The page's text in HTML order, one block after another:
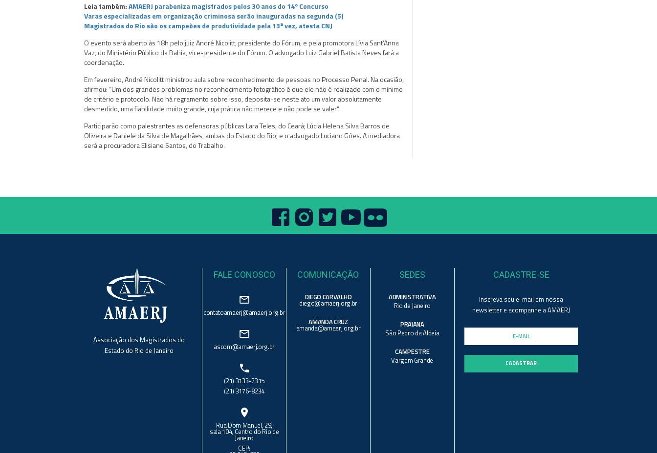
Leia também:AMAERJ parabeniza magistrados pelos 30 anos do 14º Concurso
Varas especializadas em organização criminosa serão inauguradas na segunda (5)
Magistrados do Rio são os campeões de produtividade pela 13ª vez, atesta CNJ
O evento será aberto às 18h pelo juiz André Nicolitt, presidente do Fórum, e pela promotora Lívia Sant’Anna
Vaz, do Ministério Público da Bahia, vice-presidente do Fórum. O advogado Luiz Gabriel Batista Neves fará a
coordenação.
Em fevereiro, André Nicolitt ministrou aula sobre reconhecimento de pessoas no Processo Penal. Na ocasião,
afirmou: “Um dos grandes problemas no reconhecimento fotográfico é que ele não é realizado com o mínimo
de critério e protocolo. Não há regramento sobre isso, deposita-se neste ato um valor absolutamente
desmedido, uma fiabilidade muito grande, cuja prática não merece e não pode se valer”.
Participarão como palestrantes as defensoras públicas Lara Teles, do Ceará; Lúcia Helena Silva Barros de
Oliveira e Daniele da Silva de Magalhães, ambas do Estado do Rio; e o advogado Luciano Góes. A mediadora
será a procuradora Elisiane Santos, do Trabalho.
Associação dos Magistrados do
Estado do Rio de Janeiro
FALE CONOSCO
mail_outline
contatoamaerj@amaerj.org.br
mail_outline
ascom@amaerj.org.br
phone
(21) 3133-2315
(21) 3176-8234
location_on
Rua Dom Manuel, 29,
sala 104, Centro do Rio de
Janeiro
CEP:
COMUNICAÇÃO
DIEGO CARVALHO
diego@amaerj.org.br
AMANDA CRUZ
amanda@amaerj.org.br
SEDES
ADMINISTRATIVA
Rio de Janeiro
PRAIANA
São Pedro da Aldeia
CAMPESTRE
Vargem Grande
CADASTRE-SE
Inscreva seu e-mail em nossa
newsletter e acompanhe a AMAERJ